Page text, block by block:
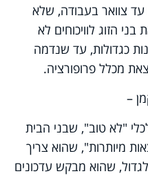
עד צוואר בעבודה, שלא
הזוג לוויכוחים לא
כגדולות, עד שנדמה
מכלל פרופורציה.
–
"לא טוב", שבני הבית
מיותרות", שהוא צריך
שהוא מבקש עדכונים